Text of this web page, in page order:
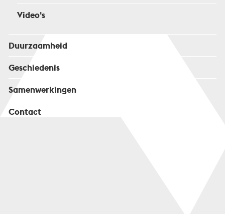
Video's
Duurzaamheid
Geschiedenis
Samenwerkingen
Contact